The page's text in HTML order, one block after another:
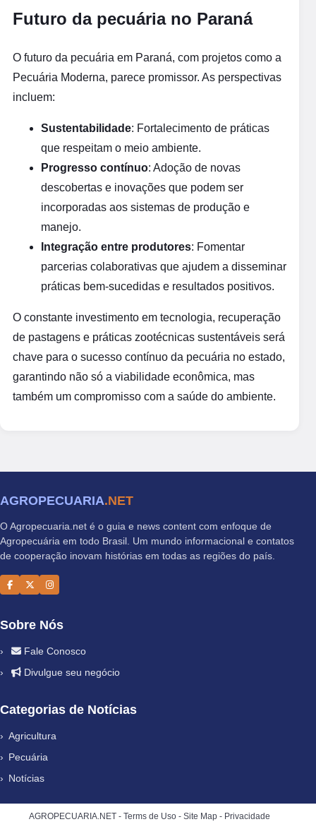
Futuro da pecuária no Paraná
O futuro da pecuária em Paraná, com projetos como a
Pecuária Moderna, parece promissor. As perspectivas
incluem:
Sustentabilidade: Fortalecimento de práticas
que respeitam o meio ambiente.
Progresso contínuo: Adoção de novas
descobertas e inovações que podem ser
incorporadas aos sistemas de produção e
manejo.
Integração entre produtores: Fomentar
parcerias colaborativas que ajudem a disseminar
práticas bem-sucedidas e resultados positivos.
O constante investimento em tecnologia, recuperação
de pastagens e práticas zootécnicas sustentáveis será
chave para o sucesso contínuo da pecuária no estado,
garantindo não só a viabilidade econômica, mas
também um compromisso com a saúde do ambiente.
AGROPECUARIA.NET
O Agropecuaria.net é o guia e news content com enfoque de
Agropecuária em todo Brasil. Um mundo informacional e contatos
de cooperação inovam histórias em todas as regiões do país.
Sobre Nós
Fale Conosco
Divulgue seu negócio
Categorias de Notícias
Agricultura
Pecuária
Notícias
AGROPECUARIA.NET - Terms de Uso - Site Map - Privacidade